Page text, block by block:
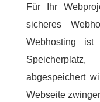
Für Ihr
sicheres
Webhosting
abgespeichert
Webseite